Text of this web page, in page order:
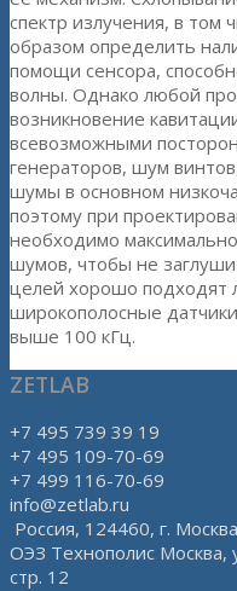
спектр излучения, в том
образом определить
помощи сенсора,
волны. Однако любой
возникновение
всевозможными
генераторов, шум
шумы в основном
поэтому при
необходимо
шумов, чтобы не
целей хорошо подходят
широкополосные
выше 100 кГц.
ZETLAB
+7 495 739 39 19
+7 495 109-70-69
+7 499 116-70-69
info@zetlab.ru
Россия, 124460, г.
ОЭЗ Технополис Москва,
стр. 12